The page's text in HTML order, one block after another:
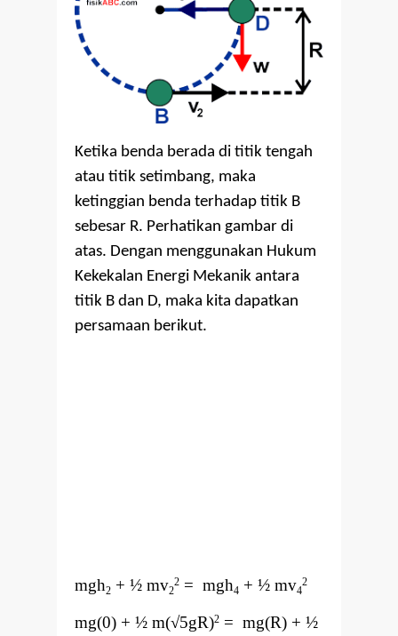
Ketika benda berada di titik tengah
atau titik setimbang, maka
ketinggian benda terhadap titik B
sebesar R. Perhatikan gambar di
atas. Dengan menggunakan Hukum
Kekekalan Energi Mekanik antara
titik B dan D, maka kita dapatkan
persamaan berikut.
mgh2 + ½ mv2
2 = mgh4 + ½ mv4
2
mg(0) + ½ m(√5gR)2 = mg(R) + ½